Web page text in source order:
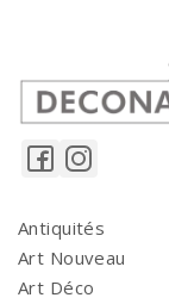
Antiquités
Art Nouveau
Art Déco